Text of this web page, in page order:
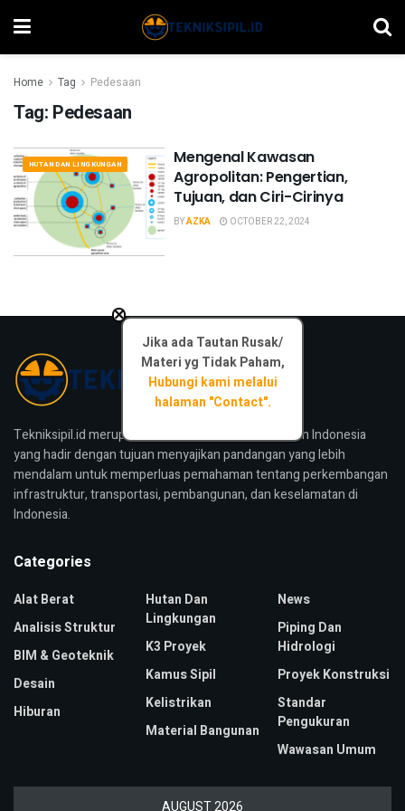
Home Tag Pedesaan
Tag: Pedesaan
HUTAN DAN LINGKUNGAN
Mengenal Kawasan
Agropolitan: Pengertian,
Tujuan, dan Ciri-Cirinya
BYAZKA OCTOBER 22, 2024
Tekniksipil.id merupakan media konstruksi bangunan Indonesia
yang hadir dengan tujuan menyajikan pandangan yang lebih
mendalam untuk memperluas pemahaman tentang perkembangan
infrastruktur, transportasi, pembangunan, dan keselamatan di
Indonesia.
Jika ada Tautan Rusak/
Materi yg Tidak Paham,
Hubungi kami melalui
halaman "Contact".
×
Categories
Alat Berat
Analisis Struktur
BIM & Geoteknik
Desain
Hiburan
Hutan Dan
Lingkungan
K3 Proyek
Kamus Sipil
Kelistrikan
Material Bangunan
News
Piping Dan
Hidrologi
Proyek Konstruksi
Standar
Pengukuran
Wawasan Umum
AUGUST 2026